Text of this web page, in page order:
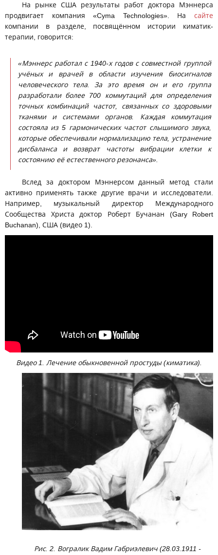
На рынке США результаты работ доктора Мэннерса
продвигает компания «Cyma Technologies». На сайте
компании в разделе, посвящённом истории киматик-
терапии, говорится:
«Мэннерс работал с 1940-х годов с совместной группой
учёных и врачей в области изучения биосигналов
человеческого тела. За это время он и его группа
разработали более 700 коммутаций для определения
точных комбинаций частот, связанных со здоровыми
тканями и системами органов. Каждая коммутация
состояла из 5 гармонических частот слышимого звука,
которые обеспечивали нормализацию тела, устранение
дисбаланса и возврат частоты вибрации клетки к
состоянию её естественного резонанса».
Вслед за доктором Мэннерсом данный метод стали
активно применять также другие врачи и исследователи.
Например, музыкальный директор Международного
Сообщества Христа доктор Роберт Бучанан (Gary Robert
Buchanan), США (видео 1).
Видео 1. Лечение обыкновенной простуды (киматика).
Рис. 2. Вогралик Вадим Габриэлевич (28.03.1911 -